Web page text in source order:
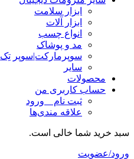
ابزار سلامت
ابزار آلات
انواع چسب
مد و پوشاک
سوپرمارکت|سوپر تِک
سایر
محصولات
حساب کاربری من
ثبت نام _ ورود
علاقه مندی‌ها
سبد خرید شما خالی است.
ورود/عضویت